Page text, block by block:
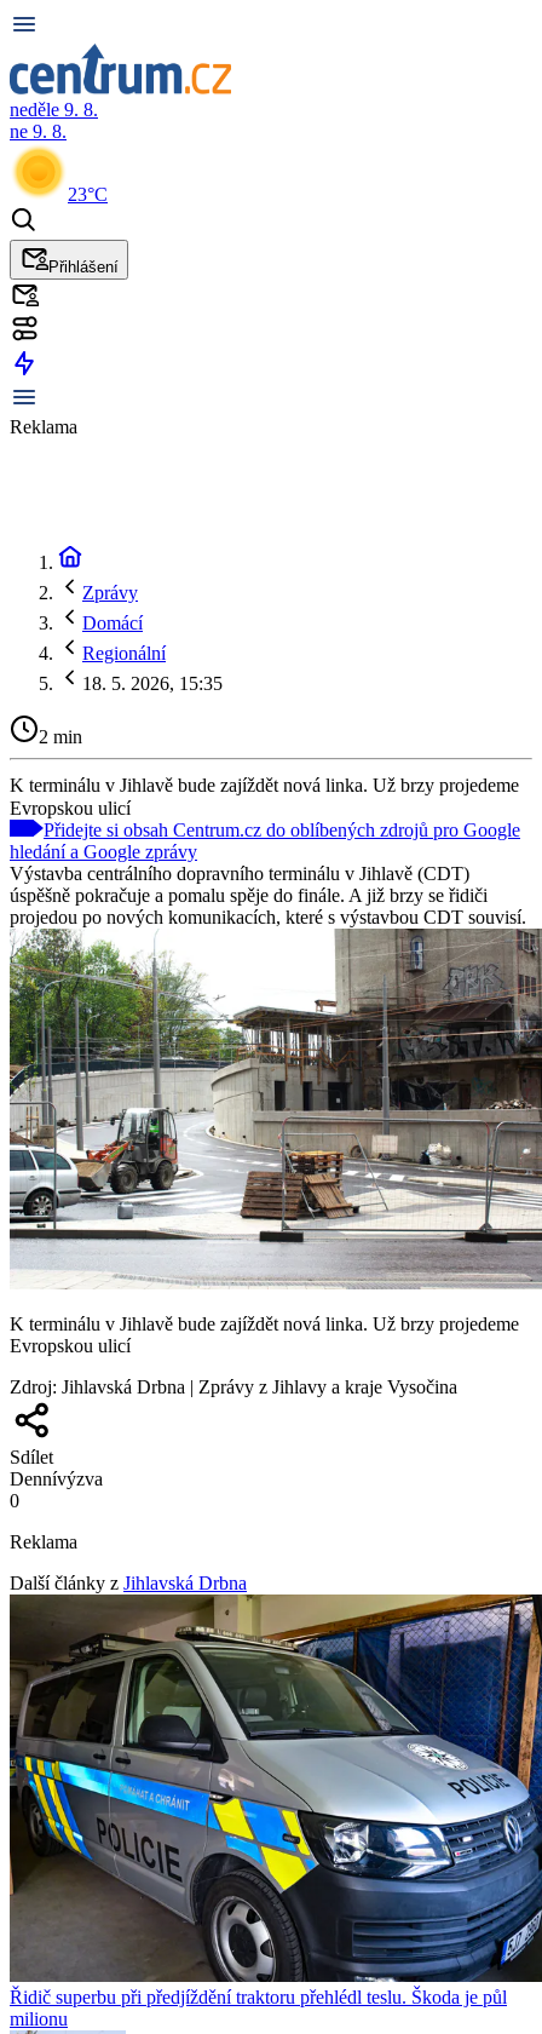
neděle 9. 8.
ne 9. 8.
23°C
Přihlášení
Reklama
Zprávy
Domácí
Regionální
18. 5. 2026, 15:35
2 min
K terminálu v Jihlavě bude zajíždět nová linka. Už brzy projedeme
Evropskou ulicí
Přidejte si obsah Centrum.cz do oblíbených zdrojů pro Google
hledání a Google zprávy
Výstavba centrálního dopravního terminálu v Jihlavě (CDT)
úspěšně pokračuje a pomalu spěje do finále. A již brzy se řidiči
projedou po nových komunikacích, které s výstavbou CDT souvisí.
K terminálu v Jihlavě bude zajíždět nová linka. Už brzy projedeme
Evropskou ulicí
Zdroj: Jihlavská Drbna | Zprávy z Jihlavy a kraje Vysočina
Sdílet
Dennívýzva
0
Reklama
Další články z Jihlavská Drbna
Řidič superbu při předjíždění traktoru přehlédl teslu. Škoda je půl
milionu